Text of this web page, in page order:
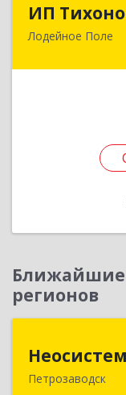
ИП
Лодейное Поле
187700,
Ближайшие
регионов
Петрозаводск